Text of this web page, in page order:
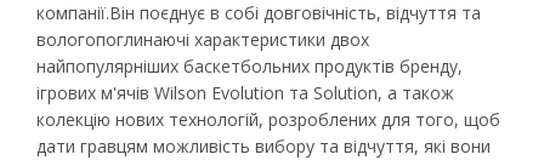
компанії.Він поєднує в собі довговічність, відчуття та
вологопоглинаючі характеристики двох
найпопулярніших баскетбольних продуктів бренду,
ігрових м'ячів Wilson Evolution та Solution, а також
колекцію нових технологій, розроблених для того, щоб
дати гравцям можливість вибору та відчуття, які вони